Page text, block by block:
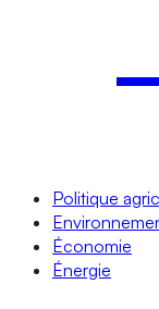
Politique
Économie
Énergie